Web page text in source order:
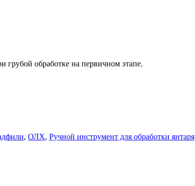
грубой обработке на первичном этапе.
, ОЛХ, Ручной инструмент для обработки янтаря